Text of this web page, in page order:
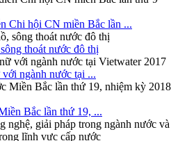
Chi hội CN miền Bắc lần ...
thoát nước đô thị
ngành nước tại ...
Bắc lần thứ 19, ...